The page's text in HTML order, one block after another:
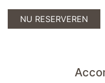
NU RESERVEREN